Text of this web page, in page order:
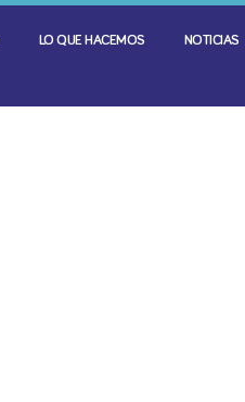
LO QUE HACEMOS NOTICIAS